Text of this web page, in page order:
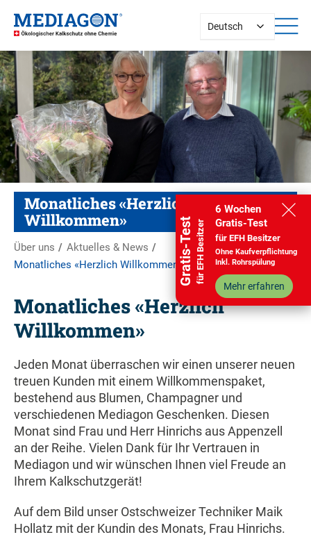
Deutsch
Monatliches «Herzlich
Willkommen»
Über uns
Aktuelles & News
Monatliches «Herzlich Willkommen»
Monatliches «Herzlich
Willkommen»
Jeden Monat überraschen wir einen unserer neuen
treuen Kunden mit einem Willkommenspaket,
bestehend aus Blumen, Champagner und
verschiedenen Mediagon Geschenken. Diesen
Monat sind Frau und Herr Hinrichs aus Appenzell
an der Reihe. Vielen Dank für Ihr Vertrauen in
Mediagon und wir wünschen Ihnen viel Freude an
Ihrem Kalkschutzgerät!
Auf dem Bild unser Ostschweizer Techniker Maik
Hollatz mit der Kundin des Monats, Frau Hinrichs.
Gratis-Testfür EFH Besitzer
6 Wochen
Gratis-Test
für EFH Besitzer
Ohne Kaufverpflichtung
Inkl. Rohrspülung
Mehr erfahren